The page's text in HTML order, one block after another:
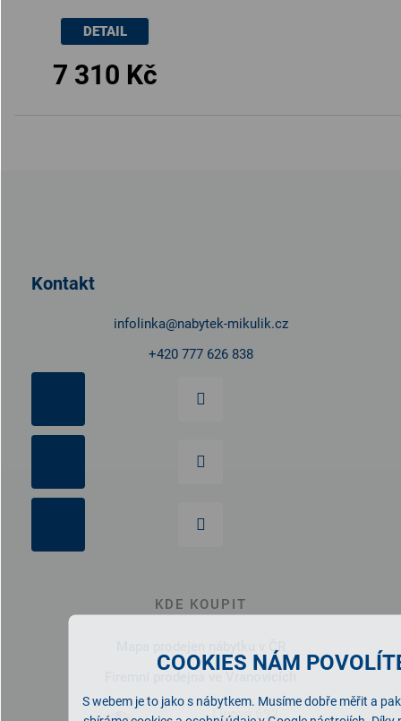
COOKIES NÁM
S webem je to jako s nábytkem. Musíme dobře měřit a
7 310 Kč
DETAIL
Kontakt
infolinka@nabytek-mikulik.cz
+420 777 626 838
KDE KOUPIT
Mapa prodejen nábytku v ČR
Lipová 692